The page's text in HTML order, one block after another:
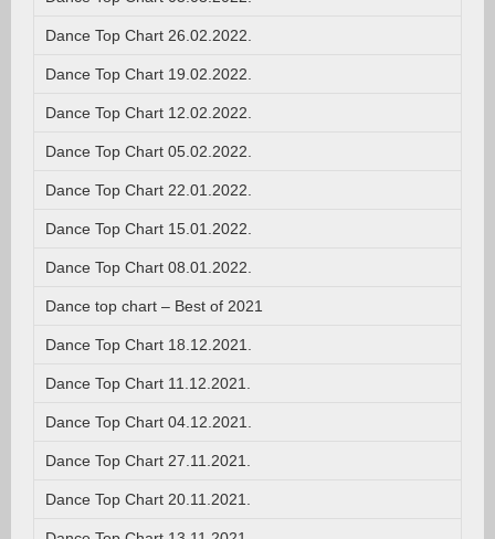
Dance Top Chart 26.02.2022.
Dance Top Chart 19.02.2022.
Dance Top Chart 12.02.2022.
Dance Top Chart 05.02.2022.
Dance Top Chart 22.01.2022.
Dance Top Chart 15.01.2022.
Dance Top Chart 08.01.2022.
Dance top chart – Best of 2021
Dance Top Chart 18.12.2021.
Dance Top Chart 11.12.2021.
Dance Top Chart 04.12.2021.
Dance Top Chart 27.11.2021.
Dance Top Chart 20.11.2021.